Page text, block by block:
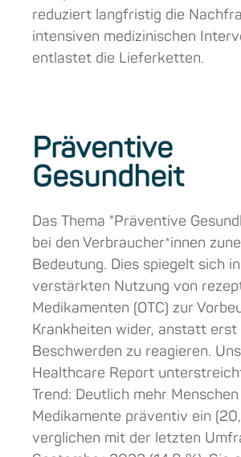
reduziert langfristig die
intensiven medizinischen
entlastet die Lieferketten.
Präventive
Gesundheit
Das Thema "Präventive
bei den Verbraucher*innen
Bedeutung. Dies spiegelt sich
verstärkten Nutzung von
Medikamenten (OTC) zur
Krankheiten wider, anstatt erst
Beschwerden zu reagieren.
Healthcare Report
Trend: Deutlich mehr
Medikamente präventiv ein
verglichen mit der letzten